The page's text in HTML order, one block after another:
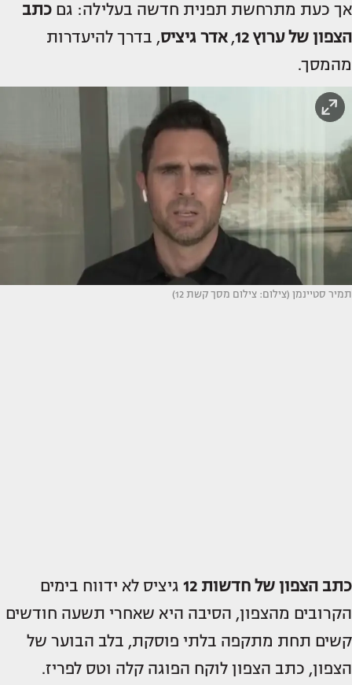
אך כעת מתרחשת תפנית חדשה בעלילה: גם כתב
הצפון של ערוץ 12
,אדר גיציס, בדרך להיעדרות
מהמסך.
תמיר סטיינמן (צילום: צילום מסך קשת 12)
כתב הצפון של חדשות 12
גיציס לא ידווח בימים
הקרובים מהצפון, הסיבה היא שאחרי תשעה חודשים
קשים תחת מתקפה בלתי פוסקת, בלב הבוער של
הצפון, כתב הצפון לוקח הפוגה קלה וטס לפריז.